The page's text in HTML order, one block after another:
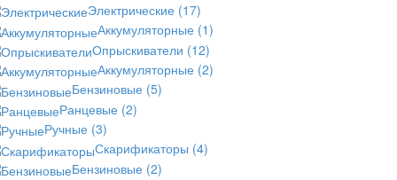
Электрические (17)
Аккумуляторные (1)
Опрыскиватели (12)
Аккумуляторные (2)
Бензиновые (5)
Ранцевые (2)
Ручные (3)
Скарификаторы (4)
Бензиновые (2)